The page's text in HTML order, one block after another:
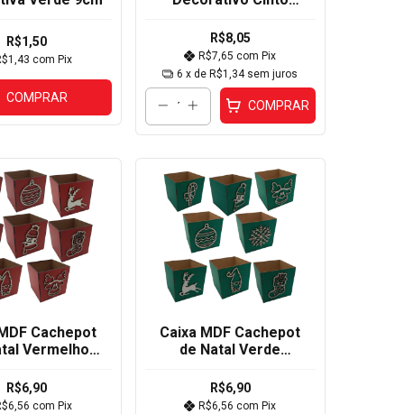
R$1,50
com Pix
COMPRAR
21x10,5x10,5cm
R$8,05
R$7,65com Pix
6 x deR$1,34 sem juros
COMPRAR
Cachepot
Vermelho
R$6,90
com Pix
Caixa MDF Cachepot
de Natal Verde
R$6,90
R$6,56com Pix